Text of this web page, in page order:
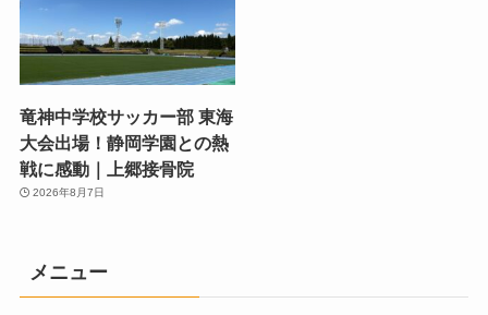
竜神中学校サッカー部 東海
大会出場！静岡学園との熱
戦に感動｜上郷接骨院
2026年8月7日
メニュー